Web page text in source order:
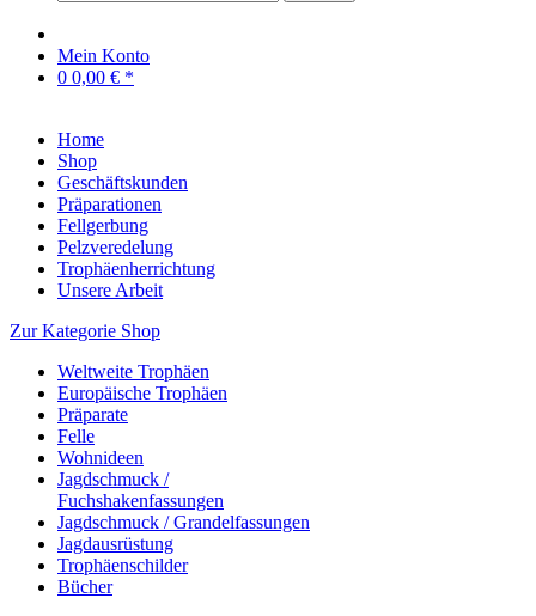
Mein Konto
0 0,00 € *
Home
Shop
Geschäftskunden
Präparationen
Fellgerbung
Pelzveredelung
Trophäenherrichtung
Unsere Arbeit
Zur Kategorie Shop
Weltweite Trophäen
Europäische Trophäen
Präparate
Felle
Wohnideen
Jagdschmuck /
Fuchshakenfassungen
Jagdschmuck / Grandelfassungen
Jagdausrüstung
Trophäenschilder
Bücher